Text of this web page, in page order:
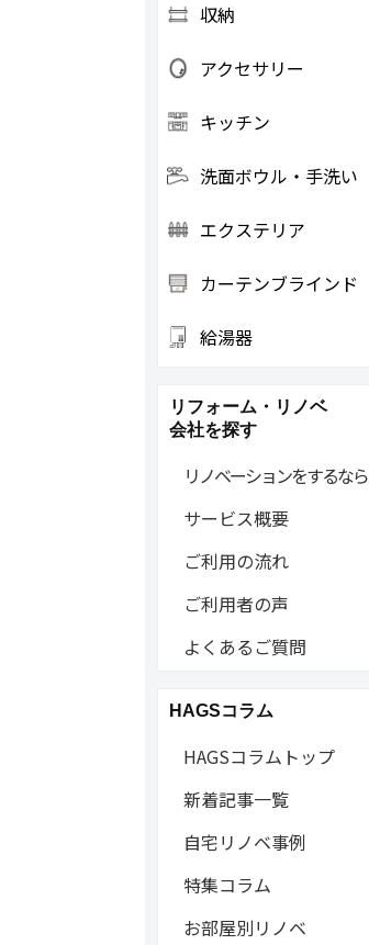
収納
アクセサリー
キッチン
洗面ボウル・手洗い
エクステリア
カーテンブラインド
給湯器
リフォーム・リノベ
会社を探す
リノベーションをするなら
サービス概要
ご利用の流れ
ご利用者の声
よくあるご質問
HAGSコラム
HAGSコラムトップ
新着記事一覧
自宅リノベ事例
特集コラム
お部屋別リノベ